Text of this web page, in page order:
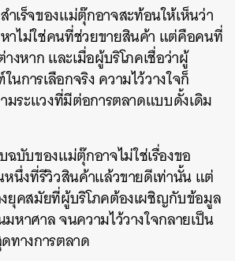
เร็จของแม่ตุ๊กอาจสะท้อนให้เห็นว่า
าไม่ใช่คนที่ช่วยขายสินค้า แต่คือคนที่
งหาก และเมื่อผู้บริโภคเชื่อว่าผู้
การเลือกจริง ความไว้วางใจก็
มระแวงที่มีต่อการตลาดแบบดั้งเดิม
ฉบับของแม่ตุ๊กอาจไม่ใช่เรื่องขอ
นึ่งที่รีวิวสินค้าแล้วขายดีเท่านั้น แต่
ยุคสมัยที่ผู้บริโภคต้องเผชิญกับข้อมูล
หาศาล จนความไว้วางใจกลายเป็น
ทางการตลาด